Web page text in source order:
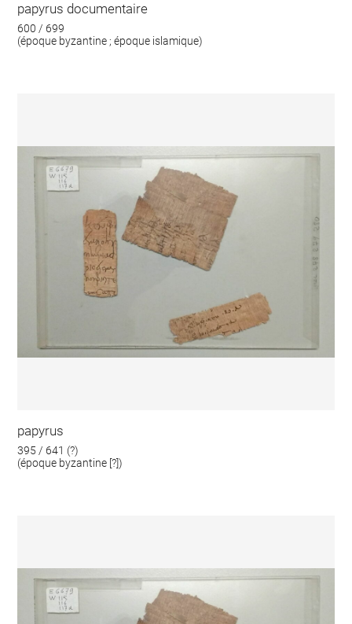
papyrus documentaire
600 / 699
(époque byzantine ; époque islamique)
papyrus
395 / 641 (?)
(époque byzantine [?])